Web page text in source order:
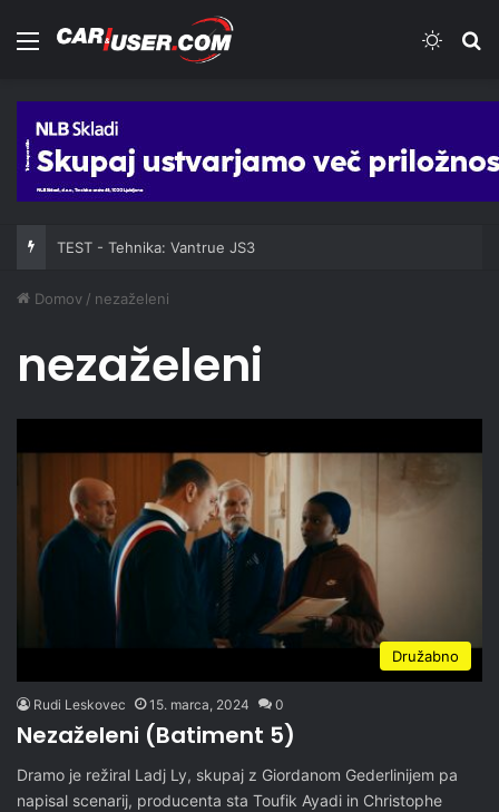
Meni
TEST - Tehnika: Vantrue JS3
Domov / nezaželeni
nezaželeni
Družabno
Rudi Leskovec 15. marca, 2024 0
Nezaželeni (Batiment 5)
Dramo je režiral Ladj Ly, skupaj z Giordanom Gederlinijem pa
napisal scenarij, producenta sta Toufik Ayadi in Christophe